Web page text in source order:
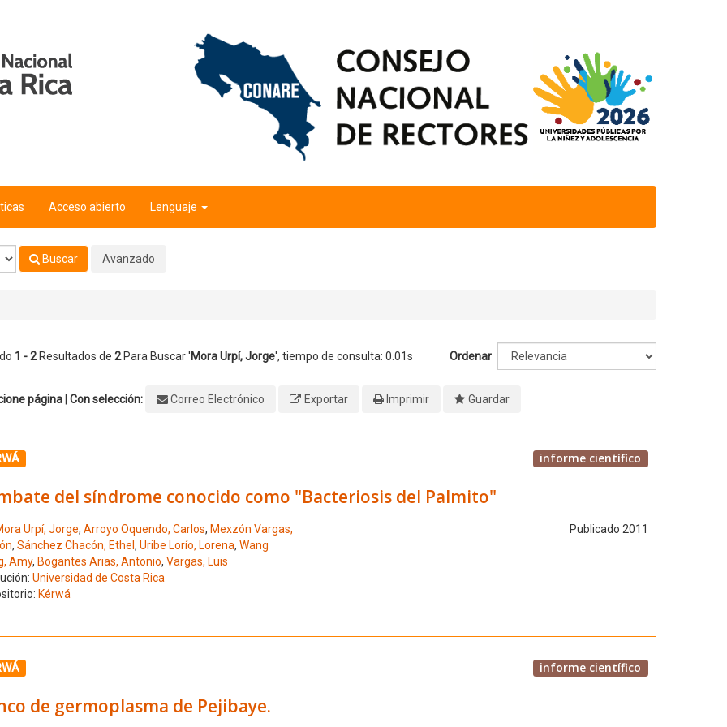
Acceso abierto Lenguaje
Buscar Avanzado
1 - 2Resultados de 2Para Buscar 'Mora Urpí, Jorge', tiempo de consulta: 0.01s Ordenar
página | Con selección: Correo Electrónico Exportar Imprimir Guardar
el número de resultado 1 informe científico
del síndrome conocido como "Bacteriosis del Palmito"
Urpí, Jorge, Arroyo Oquendo, Carlos, Mexzón Vargas,
, Sánchez Chacón, Ethel , Uribe Lorío, Lorena, Wang
Amy, Bogantes Arias, Antonio, Vargas, Luis
Publicado 2011
Universidad de Costa Rica
Kérwá
el número de resultado 2 informe científico
de germoplasma de Pejibaye.